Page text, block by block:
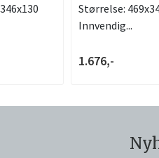
Størrelse:
Innvendig...
1.676,-